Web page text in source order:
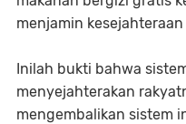
menjamin
Inilah bukti bahwa
menyejahterakan
mengembalikan sistem